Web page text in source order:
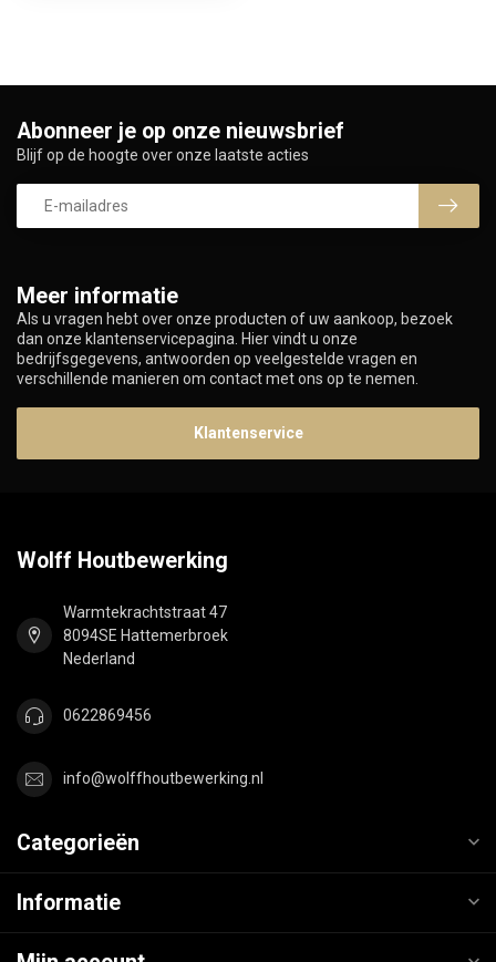
Meer informatie
Als u vragen hebt over onze producten of uw aankoop, bezoek
dan onze klantenservicepagina. Hier vindt u onze
bedrijfsgegevens, antwoorden op veelgestelde vragen en
verschillende manieren om contact met ons op te nemen.
Klantenservice
Abonneer je op onze nieuwsbrief
Blijf op de hoogte over onze laatste acties
Wolff Houtbewerking
Warmtekrachtstraat 47
8094SE Hattemerbroek
Nederland
0622869456
info@wolffhoutbewerking.nl
Categorieën
Informatie